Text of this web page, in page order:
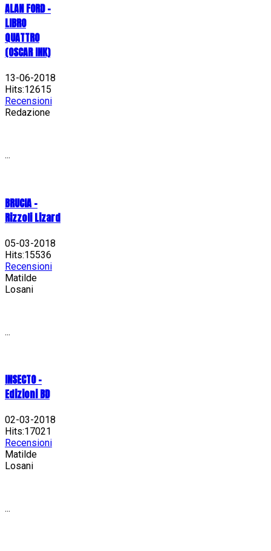
ALAN FORD –
LIBRO
QUATTRO
(OSCAR INK)
13-06-2018
Hits:12615
Recensioni
Redazione
...
BRUCIA -
Rizzoli Lizard
05-03-2018
Hits:15536
Recensioni
Matilde
Losani
...
INSECTO -
Edizioni BD
02-03-2018
Hits:17021
Recensioni
Matilde
Losani
...